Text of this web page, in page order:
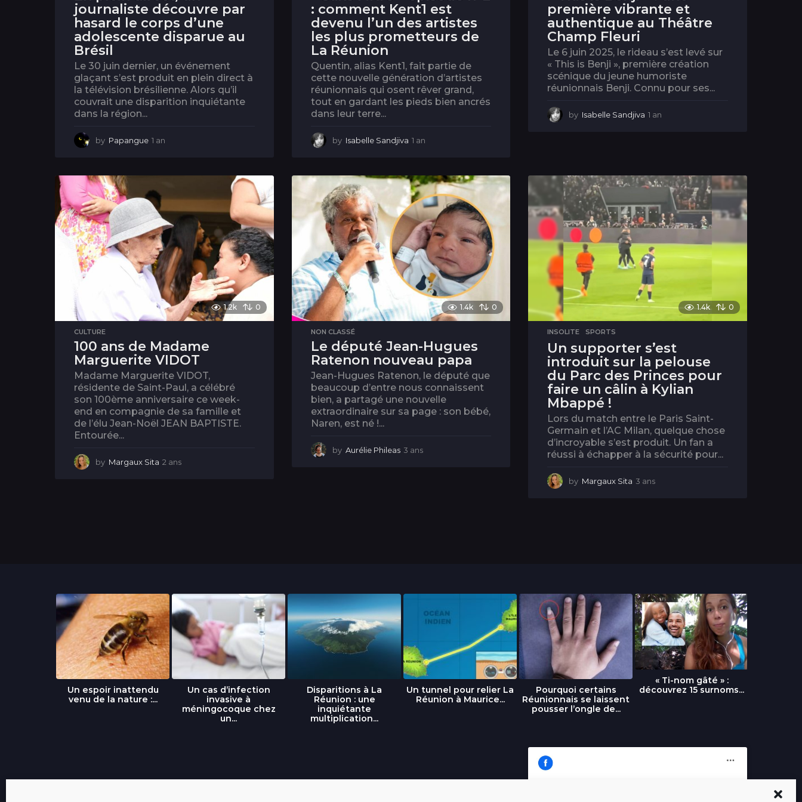
journaliste découvre par
hasard le corps d’une
adolescente disparue au
Brésil
Le 30 juin dernier, un événement
glaçant s’est produit en plein direct à
la télévision brésilienne. Alors qu’il
couvrait une disparition inquiétante
dans la région...
by Papangue 1 an
: comment Kent1 est
devenu l’un des artistes
les plus prometteurs de
La Réunion
Quentin, alias Kent1, fait partie de
cette nouvelle génération d’artistes
réunionnais qui osent rêver grand,
tout en gardant les pieds bien ancrés
dans leur terre...
by Isabelle Sandjiva 1 an
première vibrante et
authentique au Théâtre
Champ Fleuri
Le 6 juin 2025, le rideau s’est levé sur
« This is Benji », première création
scénique du jeune humoriste
réunionnais Benji. Connu pour ses...
by Isabelle Sandjiva 1 an
1.2k 0
CULTURE
100 ans de Madame
Marguerite VIDOT
Madame Marguerite VIDOT,
résidente de Saint-Paul, a célébré
son 100ème anniversaire ce week-
end en compagnie de sa famille et
de l’élu Jean-Noël JEAN BAPTISTE.
Entourée...
by Margaux Sita 2 ans
1.4k 0
NON CLASSÉ
Le député Jean-Hugues
Ratenon nouveau papa
Jean-Hugues Ratenon, le député que
beaucoup d’entre nous connaissent
bien, a partagé une nouvelle
extraordinaire sur sa page : son bébé,
Naren, est né !...
by Aurélie Phileas 3 ans3
1.4k 0
INSOLITE ,SPORTS
Un supporter s’est
introduit sur la pelouse
du Parc des Princes pour
faire un câlin à Kylian
Mbappé !
Lors du match entre le Paris Saint-
Germain et l’AC Milan, quelque chose
d’incroyable s’est produit. Un fan a
réussi à échapper à la sécurité pour...
by Margaux Sita 3 ans
Un espoir inattendu
venu de la nature :...
Un cas d’infection
invasive à
méningocoque chez
un...
Disparitions à La
Réunion : une
inquiétante
multiplication...
Un tunnel pour relier La
Réunion à Maurice...
Pourquoi certains
Réunionnais se laissent
pousser l’ongle de...
« Ti-nom gâté » :
découvrez 15 surnoms...